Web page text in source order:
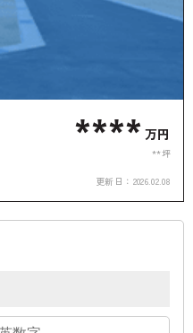
**** 万円
**坪
更新日： 2026.02.08